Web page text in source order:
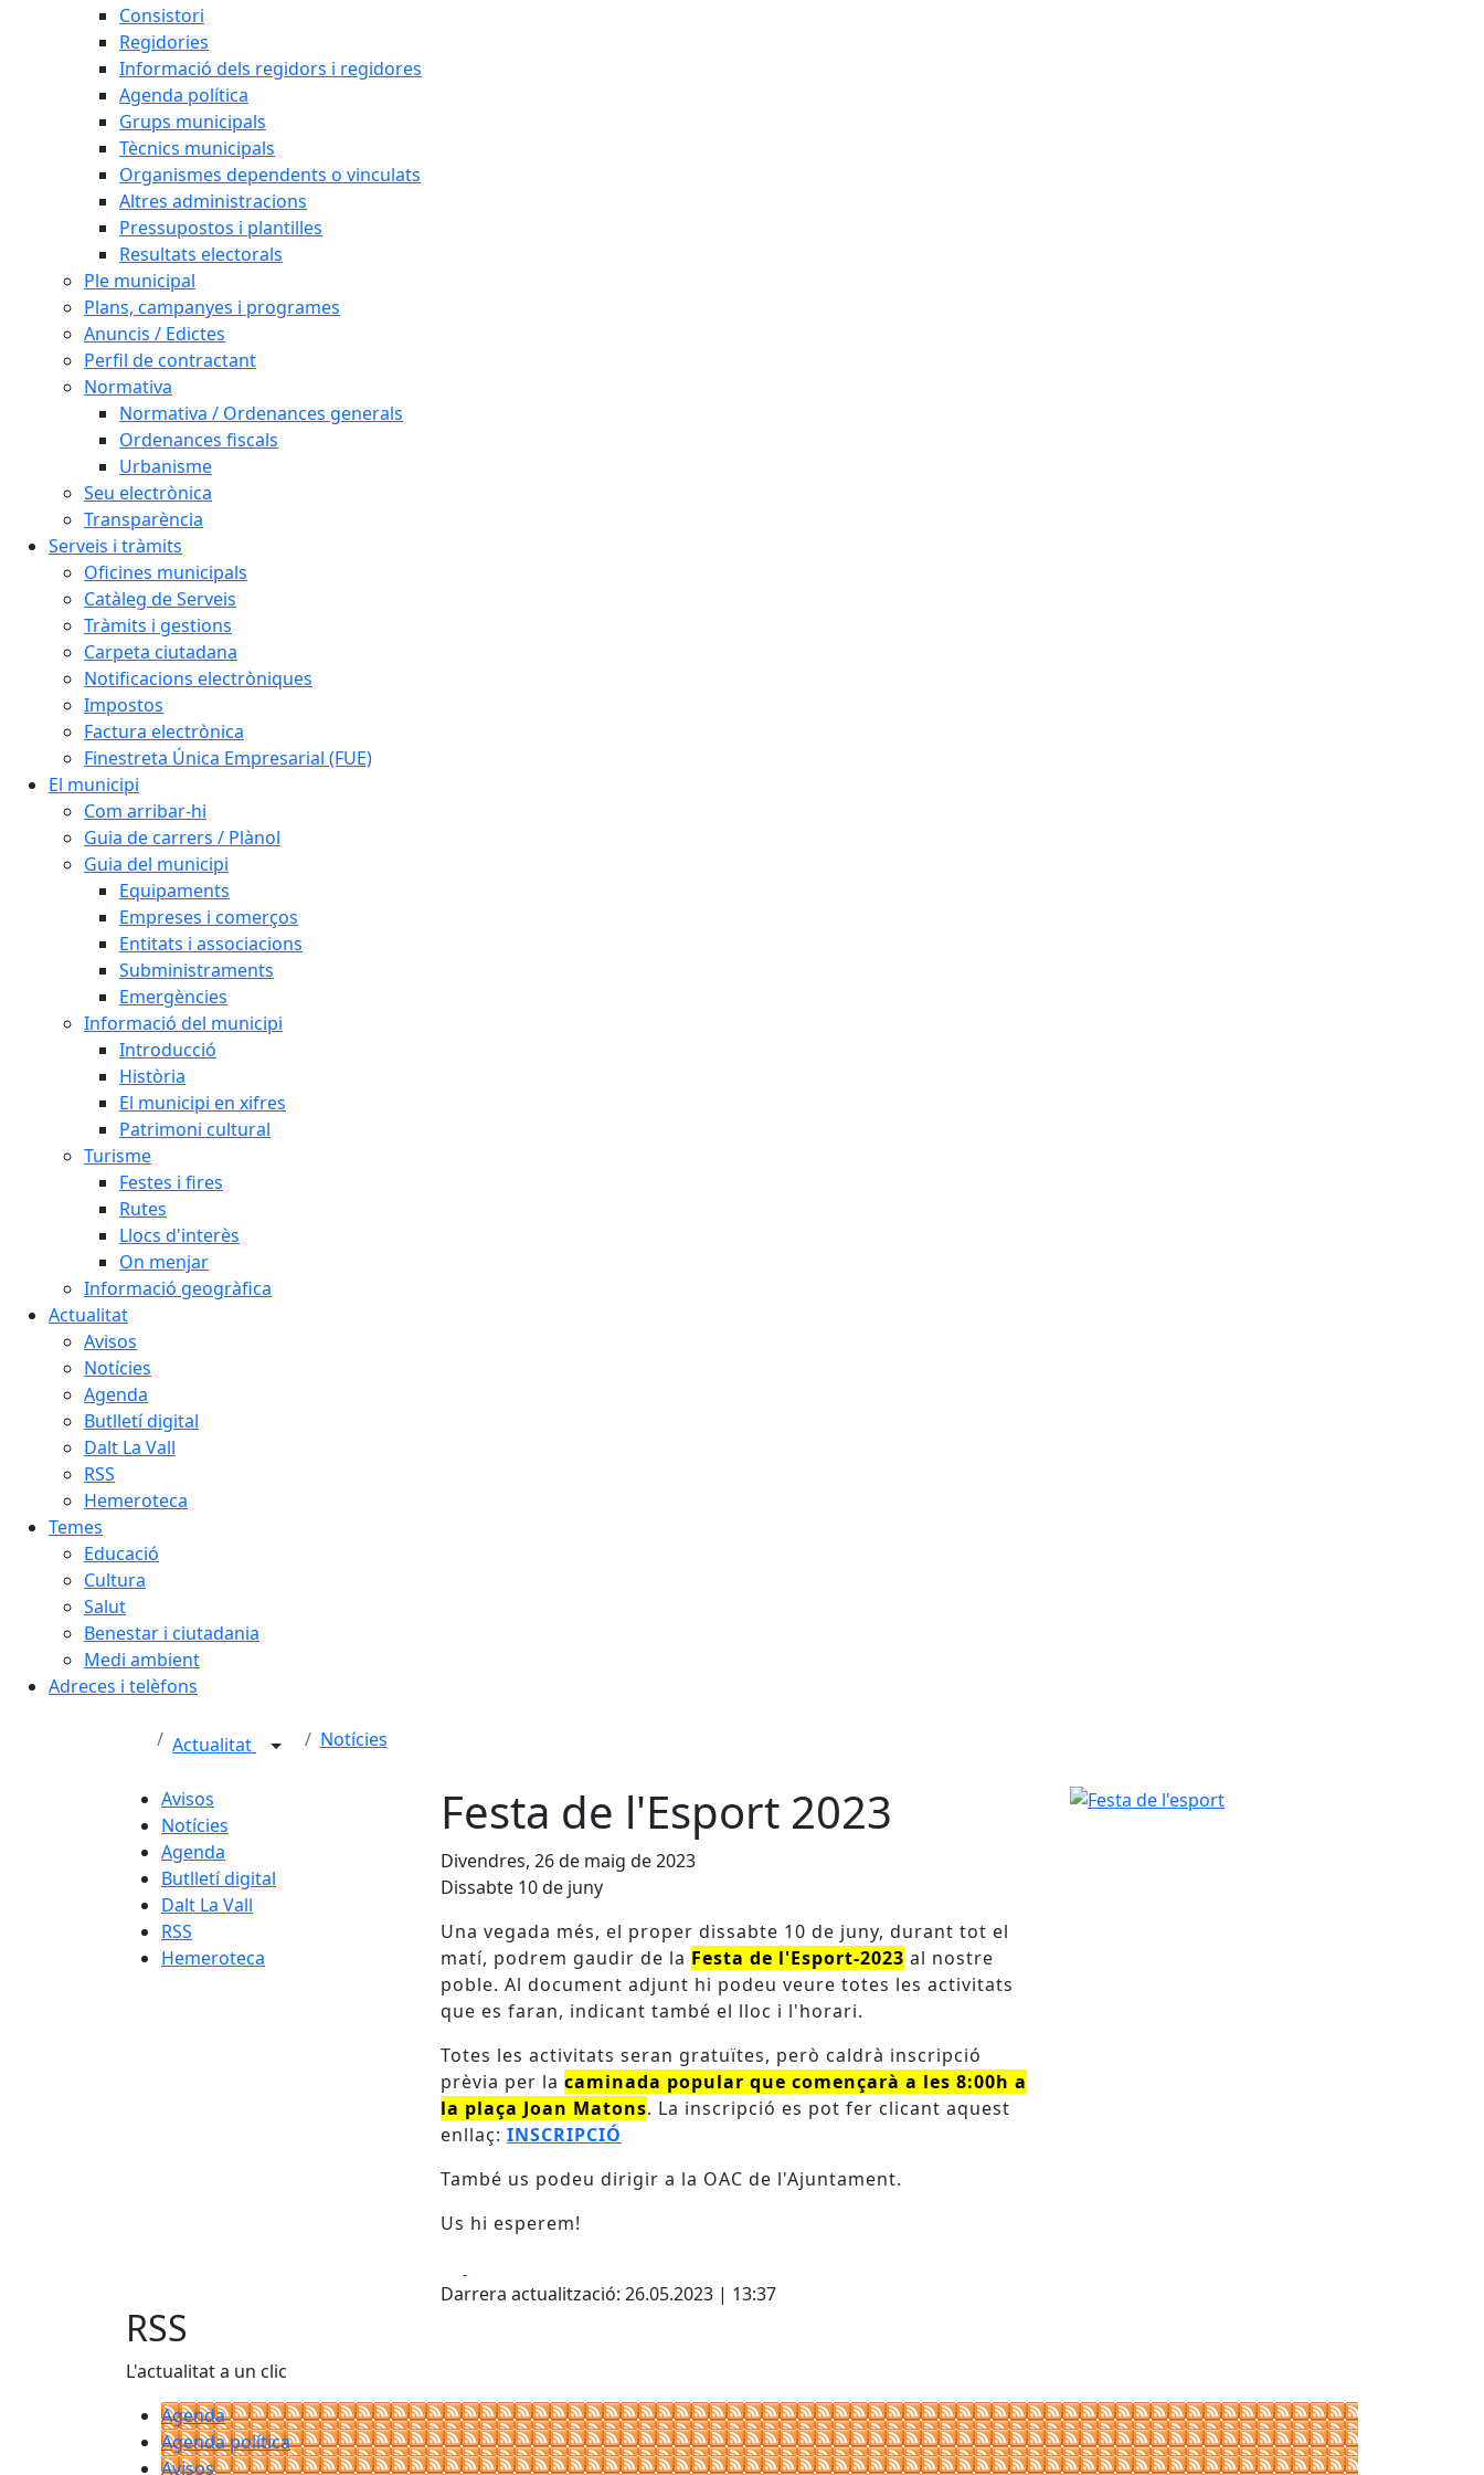
Consistori
Regidories
Informació dels regidors i regidores
Agenda política
Grups municipals
Tècnics municipals
Organismes dependents o vinculats
Altres administracions
Pressupostos i plantilles
Resultats electorals
Ple municipal
Plans, campanyes i programes
Anuncis / Edictes
Perfil de contractant
Normativa
Normativa / Ordenances generals
Ordenances fiscals
Urbanisme
Seu electrònica
Transparència
Serveis i tràmits
Oficines municipals
Catàleg de Serveis
Tràmits i gestions
Carpeta ciutadana
Notificacions electròniques
Impostos
Factura electrònica
Finestreta Única Empresarial (FUE)
El municipi
Com arribar-hi
Guia de carrers / Plànol
Guia del municipi
Equipaments
Empreses i comerços
Entitats i associacions
Subministraments
Emergències
Informació del municipi
Introducció
Història
El municipi en xifres
Patrimoni cultural
Turisme
Festes i fires
Rutes
Llocs d'interès
On menjar
Informació geogràfica
Actualitat
Avisos
Notícies
Agenda
Butlletí digital
Dalt La Vall
RSS
Hemeroteca
Temes
Educació
Cultura
Salut
Benestar i ciutadania
Medi ambient
Adreces i telèfons
Actualitat Notícies
Avisos
Notícies
Agenda
Butlletí digital
Dalt La Vall
RSS
Hemeroteca
Festa de l'Esport 2023
Divendres, 26 de maig de 2023
Dissabte 10 de juny
Una vegada més, el proper dissabte 10 de juny, durant tot el
matí, podrem gaudir de la Festa de l'Esport-2023 al nostre
poble. Al document adjunt hi podeu veure totes les activitats
que es faran, indicant també el lloc i l'horari.
Totes les activitats seran gratuïtes, però caldrà inscripció
prèvia per la caminada popular que començarà a les 8:00h a
la plaça Joan Matons. La inscripció es pot fer clicant aquest
enllaç: INSCRIPCIÓ
També us podeu dirigir a la OAC de l'Ajuntament.
Us hi esperem!
Darrera actualització: 26.05.2023 | 13:37
Festa de l'esport
RSS
L'actualitat a un clic
Agenda
Agenda política
Avisos